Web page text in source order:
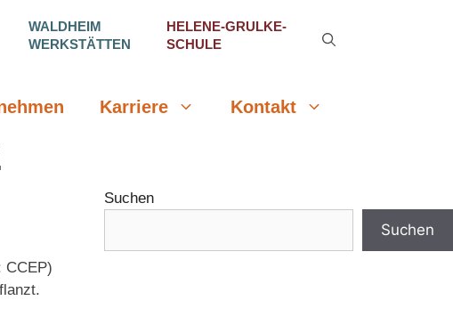
WALDHEIM
WERKSTÄTTEN
HELENE-GRULKE-
SCHULE
Karriere Kontakt
CCEP)
Suchen
Suchen